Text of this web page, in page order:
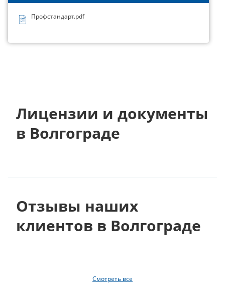
Профстандарт.pdf
Лицензии и документы
в Волгограде
Отзывы наших
клиентов в Волгограде
Смотреть все